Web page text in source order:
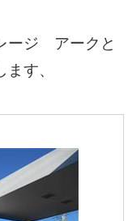
ージ アークと
す、